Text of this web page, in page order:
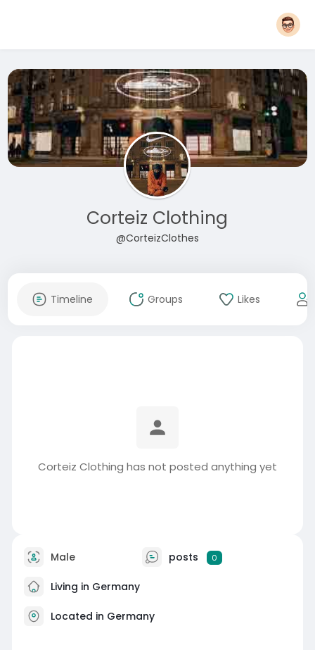
Corteiz Clothing
@CorteizClothes
Timeline Groups Likes
Corteiz Clothing has not posted anything yet
Male posts 0
Living in Germany
Located in Germany